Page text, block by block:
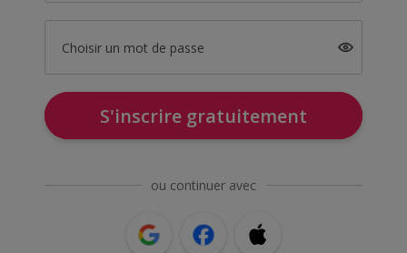
Choisir un mot de passe
S'inscrire gratuitement
ou continuer avec